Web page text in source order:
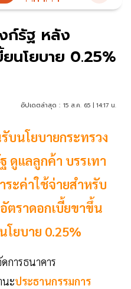
ก์รัฐ หลัง
นโยบาย 0.25%
อัปเดตล่าสุด : 15 ส.ค. 65 | 14:17 น.
บนโยบายกระทรวง
ดูแลลูกค้า บรรเทา
ระค่าใช้จ่ายสำหรับ
ตราดอกเบี้ยขาขึ้น
โยบาย 0.25%
การธนาคาร
นะประธานกรรมการ